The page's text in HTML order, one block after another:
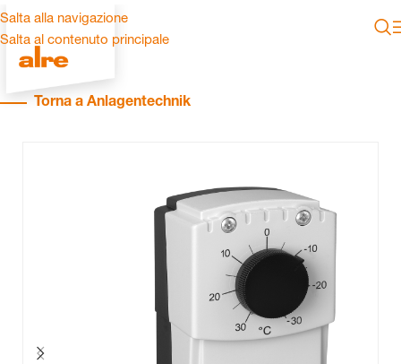
Salta alla navigazione
Salta al contenuto principale
Torna a Anlagentechnik